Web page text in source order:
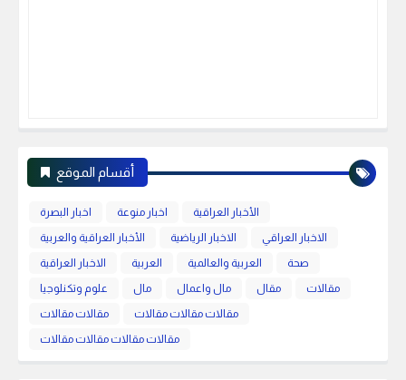
أقسام الموقع
اخبار البصرة اخبار منوعة
الأخبار العراقية
الأخبار العراقية والعربية
الاخبار الرياضية
الاخبار العراقي
الاخبار العراقية
العربية العربية والعالمية
صحة
علوم وتكنلوجيا
مال مال واعمال مقال
مقالات
مقالات مقالات
مقالات مقالات مقالات
مقالات مقالات مقالات مقالات